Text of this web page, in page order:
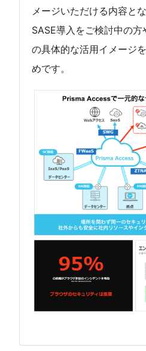
メージいただける内容と
SASE導入をご検討中の
の具体的な活用イメージ
めです。